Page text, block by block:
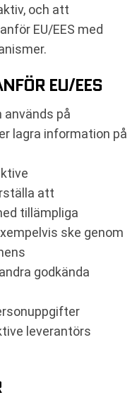
och att
EU/EES med
EU/EES
på
lagra information på
att
tillämpliga
ske genom
godkända
leverantörs